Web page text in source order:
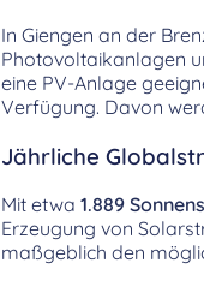
In Giengen an der
Photovoltaikanlagen
eine PV-Anlage
Verfügung. Davon
Jährliche
Mit etwa 1.889
Erzeugung von
maßgeblich den